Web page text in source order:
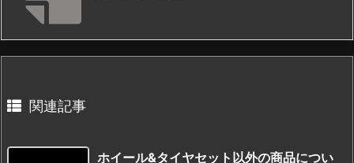
関連記事
ホイール&タイヤセット以外の商品につい